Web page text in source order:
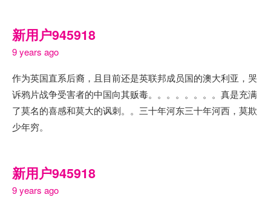
新用户945918
9 years ago
作为英国直系后裔，且目前还是英联邦成员国的澳大利亚，哭
诉鸦片战争受害者的中国向其贩毒。。。。。。。。真是充满
了莫名的喜感和莫大的讽刺。。三十年河东三十年河西，莫欺
少年穷。
新用户945918
9 years ago